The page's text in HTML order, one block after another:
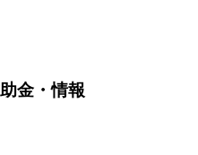
金・情報